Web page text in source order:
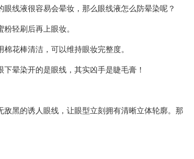
线液很容易会晕妆，那么眼线液怎么防晕染呢？
轻刷后再上眼妆。
花棒清洁，可以维持眼妆完整度。
晕染开的是眼线，其实凶手是睫毛膏！
黑的诱人眼线，让眼型立刻拥有清晰立体轮廓。那